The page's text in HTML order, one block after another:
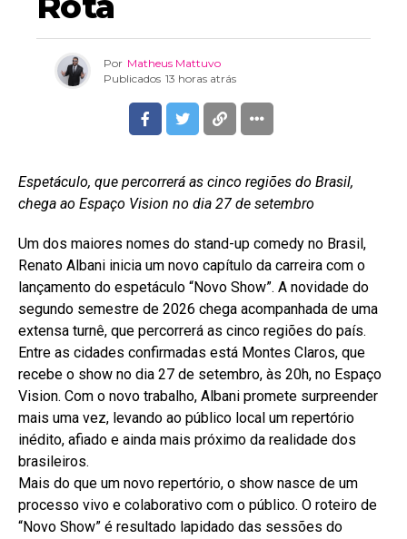
Por Matheus Mattuvo
Publicados 13 horas atrás
Espetáculo, que percorrerá as cinco regiões do Brasil,
chega ao Espaço Vision no dia 27 de setembro
Um dos maiores nomes do stand-up comedy no Brasil,
Renato Albani inicia um novo capítulo da carreira com o
lançamento do espetáculo “Novo Show”. A novidade do
segundo semestre de 2026 chega acompanhada de uma
extensa turnê, que percorrerá as cinco regiões do país.
Entre as cidades confirmadas está Montes Claros, que
recebe o show no dia 27 de setembro, às 20h, no Espaço
Vision. Com o novo trabalho, Albani promete surpreender
mais uma vez, levando ao público local um repertório
inédito, afiado e ainda mais próximo da realidade dos
brasileiros.
Mais do que um novo repertório, o show nasce de um
processo vivo e colaborativo com o público. O roteiro de
“Novo Show” é resultado lapidado das sessões do